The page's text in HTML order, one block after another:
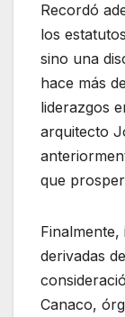
Recordó
los
sino una
hace más
liderazgos
arquitecto
que
derivadas
Canaco,